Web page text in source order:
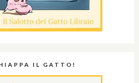
IL GATTO!